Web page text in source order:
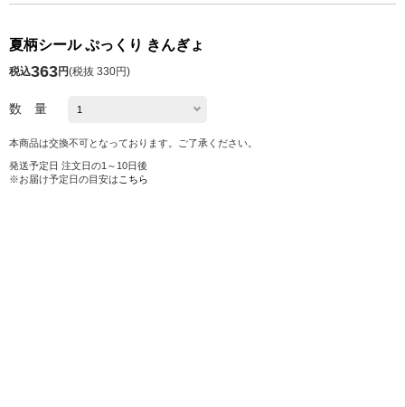
夏柄シール ぷっくり きんぎょ
税込363円(税抜 330円)
数 量
本商品は交換不可となっております。ご了承ください。
発送予定日 注文日の1～10日後
※お届け予定日の目安は こちら